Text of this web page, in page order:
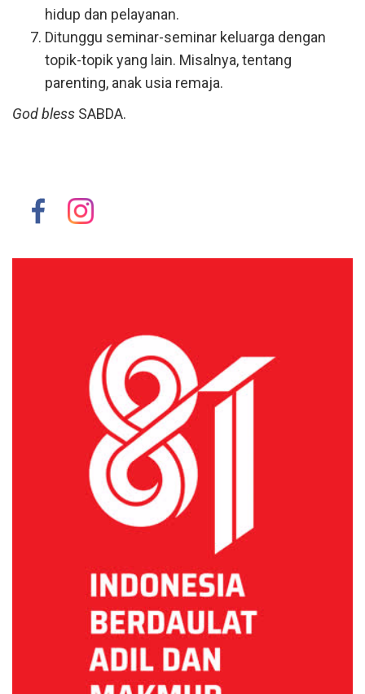
hidup dan pelayanan.
Ditunggu seminar-seminar keluarga dengan
topik-topik yang lain. Misalnya, tentang
parenting, anak usia remaja.
God bless SABDA.